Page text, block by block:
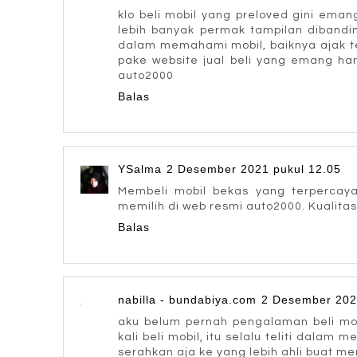
klo beli mobil yang preloved gini
lebih banyak permak tampilan
dalam memahami mobil, baiknya ajak
pake website jual beli yang emang
auto2000
Balas
YSalma 2 Desember 2021 pukul 12.05
Membeli mobil bekas yang
memilih di web resmi auto2000.
Balas
nabilla - bundabiya.com 2 Desember
aku belum pernah pengalaman beli
kali beli mobil, itu selalu teliti dalam
serahkan aja ke yang lebih ahli buat